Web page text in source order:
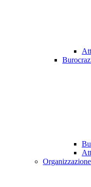
Organizzazione